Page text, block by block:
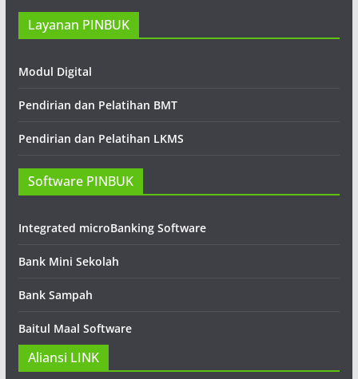
Layanan PINBUK
Modul Digital
Pendirian dan Pelatihan BMT
Pendirian dan Pelatihan LKMS
Software PINBUK
Integrated microBanking Software
Bank Mini Sekolah
Bank Sampah
Baitul Maal Software
Aliansi LINK